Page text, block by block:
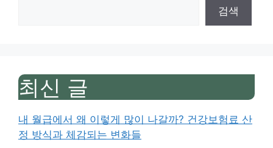
검색
최신 글
내 월급에서 왜 이렇게 많이 나갈까? 건강보험료 산
정 방식과 체감되는 변화들